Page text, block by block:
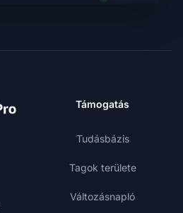
Támogatás
Tudásbázis
Tagok területe
Változásnapló